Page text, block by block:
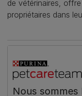
de vétérinaires,
propriétaires dans
Nous